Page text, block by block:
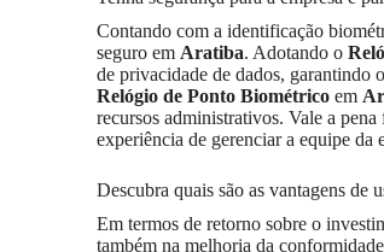
Contando com a identificação
seguro em Aratiba. Adotando o
de privacidade de dados, garantindo
Relógio de Ponto Biométrico em
recursos administrativos. Vale a
experiência de gerenciar a equipe da
Descubra quais são as vantagens de
Em termos de retorno sobre o
também na melhoria da